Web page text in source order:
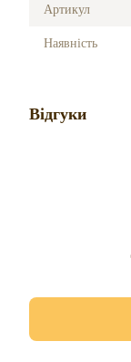
Артикул
Наявність
Відгуки